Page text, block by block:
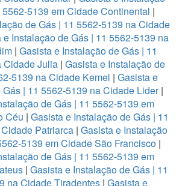
5139 em Cidade Continental |
de Gás | 11 5562-5139 na Cidade
e Instalação de Gás | 11 5562-5139 na
| Gasista e Instalação de Gás | 11
Cidade Julia | Gasista e Instalação de
5139 na Cidade Kemel | Gasista e
Gás | 11 5562-5139 na Cidade Lider|
de Gás | 11 5562-5139 em
Céu | Gasista e Instalação de Gás | 11
Patriarca| Gasista e Instalação
5139 em Cidade São Francisco |
de Gás | 11 5562-5139 em
| Gasista e Instalação de Gás | 11
na Cidade Tiradentes | Gasista e